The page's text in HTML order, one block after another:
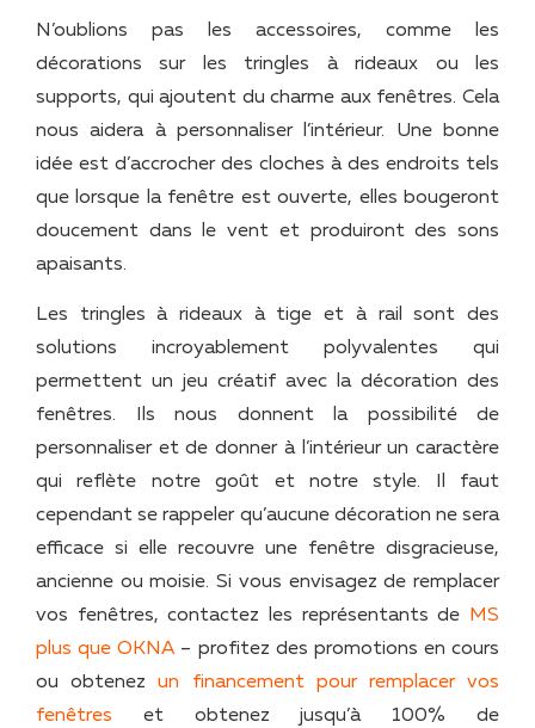
N’oublions pas les accessoires, comme les
décorations sur les tringles à rideaux ou les
supports, qui ajoutent du charme aux fenêtres. Cela
nous aidera à personnaliser l’intérieur. Une bonne
idée est d’accrocher des cloches à des endroits tels
que lorsque la fenêtre est ouverte, elles bougeront
doucement dans le vent et produiront des sons
apaisants.
Les tringles à rideaux à tige et à rail sont des
solutions incroyablement polyvalentes qui
permettent un jeu créatif avec la décoration des
fenêtres. Ils nous donnent la possibilité de
personnaliser et de donner à l’intérieur un caractère
qui reflète notre goût et notre style. Il faut
cependant se rappeler qu’aucune décoration ne sera
efficace si elle recouvre une fenêtre disgracieuse,
ancienne ou moisie. Si vous envisagez de remplacer
vos fenêtres, contactez les représentants de
MS
plus que OKNA– profitez des promotions en cours
ou obtenezun financement pour remplacer vos
fenêtres et obtenez jusqu’à 100% de